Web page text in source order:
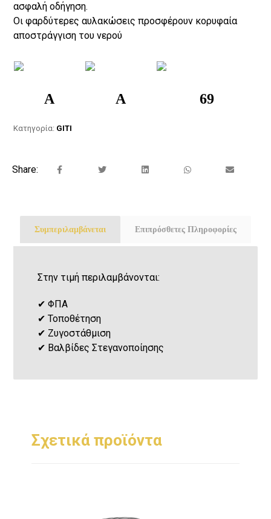
ασφαλή οδήγηση.
Οι φαρδύτερες αυλακώσεις προσφέρουν κορυφαία
αποστράγγιση του νερού
A A 69
Κατηγορία: GITI
Συμπεριλαμβάνεται Επιπρόσθετες Πληροφορίες
Στην τιμή περιλαμβάνονται:
✔ΦΠΑ
✔Τοποθέτηση
✔ Ζυγοστάθμιση
✔ Βαλβίδες Στεγανοποίησης
Σχετικά προϊόντα